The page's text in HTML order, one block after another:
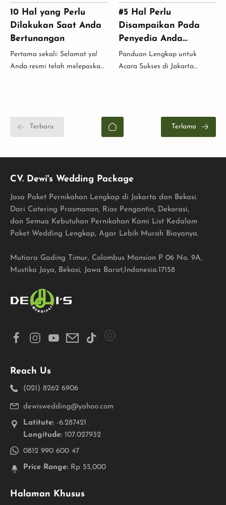
sempurna. Salah satu ele…
menantang. Dalam panduan
i…
10 Hal yang Perlu
Dilakukan Saat Anda
Bertunangan
Pertama sekali: Selamat ya!
Anda resmi telah melepaskan
terkadang m…
#5 Hal Perlu
Disampaikan Pada
Penyedia Anda
Catering di Jakarta.
Panduan Lengkap untuk
Acara Sukses di Jakarta
kantor dan acara ke…
CV. Dewi's Wedding Package
Jasa Paket Pernikahan Lengkap di Jakarta dan Bekasi.
Dari Catering Prasmanan, Rias Pengantin, Dekorasi,
dan Semua Kebutuhan Pernikahan Kami List Kedalam
Paket Wedding Lengkap, Agar Lebih Murah Biayanya.
Mutiara Gading Timur, Colombus Mansion P 06 No. 9A,
Mustika Jaya, Bekasi, Jawa Barat,Indonesia.17158
Reach Us
(021) 8262 6906
dewiswedding@yahoo.com
Latitute: -6.287421
Longitude: 107.027932
0812 990 600 47
Price Range: Rp 55,000
Halaman Khusus